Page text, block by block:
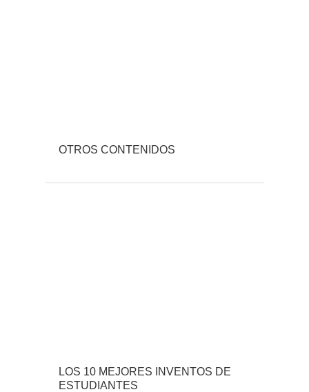
OTROS CONTENIDOS
LOS 10 MEJORES INVENTOS DE
ESTUDIANTES